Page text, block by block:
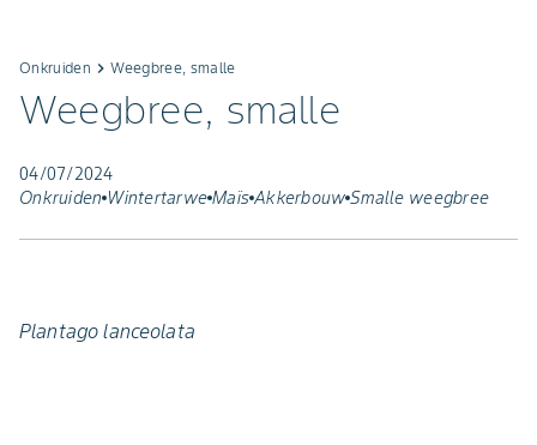
Onkruiden keyboard_arrow_rightWeegbree, smalle
Weegbree, smalle
04/07/2024
Onkruiden Wintertarwe Maïs Akkerbouw Smalle weegbree
Plantago lanceolata